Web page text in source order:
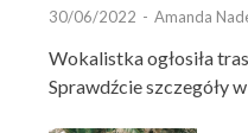
30/06/2022 - Amanda
Wokalistka ogłosiła
Sprawdźcie szczegóły